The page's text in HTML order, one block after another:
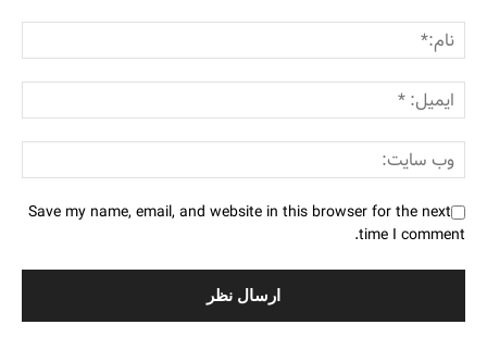
Save my name, email, and website in this browser for the next
time I comment.